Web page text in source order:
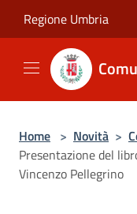
Regione Umbria
Home > Novità >
Presentazione del
Vincenzo Pellegrino